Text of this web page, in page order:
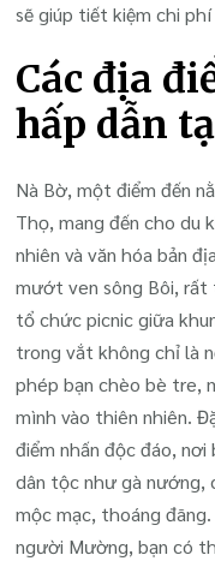
sẽ giúp tiết kiệm chi
Các địa
hấp dẫn
Nà Bờ, một điểm đến
Thọ, mang đến cho du
nhiên và văn hóa bản
mướt ven sông Bôi,
tổ chức picnic giữa
trong vắt không chỉ là
phép bạn chèo bè tre,
mình vào thiên nhiên.
điểm nhấn độc đáo,
dân tộc như gà nướng,
mộc mạc, thoáng
người Mường, bạn có